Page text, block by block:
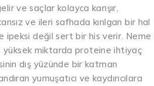
ve saçlar kolayca karışır,
ve ileri safhada kırılgan bir hal
ipeksi değil sert bir his verir. Neme
yüksek miktarda proteine ihtiyaç
dış yüzünde bir katman
yumuşatıcı ve kaydırıcılara